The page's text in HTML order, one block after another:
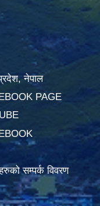
नेपाल
PAGE
सम्पर्क विवरण